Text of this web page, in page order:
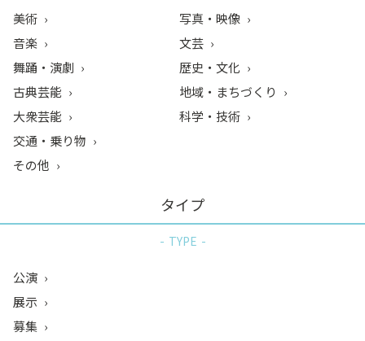
美術
音楽
舞踊・演劇
古典芸能
大衆芸能
写真・映像
文芸
歴史・文化
地域・まちづくり
科学・技術
交通・乗り物
その他
タイプ
TYPE
公演
展示
募集